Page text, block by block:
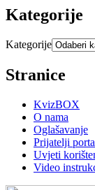
Kategorije
Kategorije
Stranice
KvizBOX
O nama
Oglašavanje
Prijatelji
Uvjeti
Video